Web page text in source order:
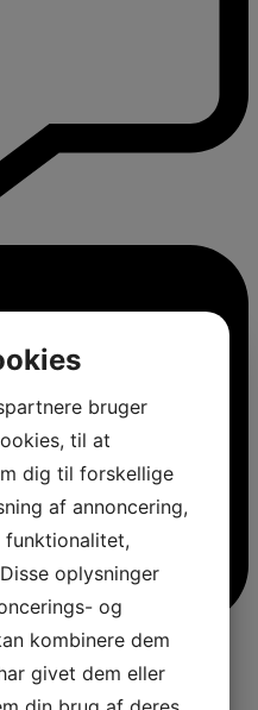
bruger
til at
dig til forskellige
af annoncering,
funktionalitet,
oplysninger
og
kombinere dem
givet dem eller